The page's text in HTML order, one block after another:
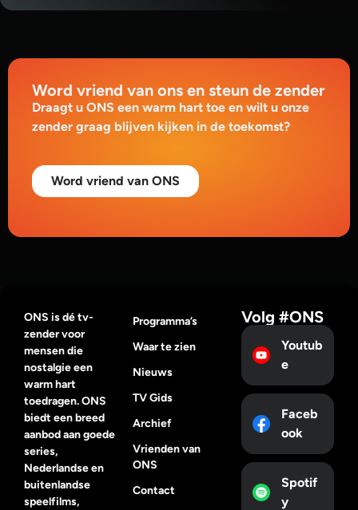
Word vriend van ons en steun de zender
Draagt u ONS een warm hart toe en wilt u onze
zender graag blijven kijken in de toekomst?
Word vriend van ONS
ONS is dé tv-
zender voor
mensen die
nostalgie een
warm hart
toedragen. ONS
biedt een breed
aanbod aan goede
series,
Nederlandse en
buitenlandse
speelfilms,
Programma’s
Waar te zien
Nieuws
TV Gids
Archief
Vrienden van
ONS
Contact
Volg #ONS
Youtub
e
Faceb
ook
Spotif
y